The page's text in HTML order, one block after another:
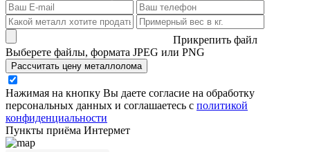
Прикрепить файл
Выберете файлы, формата JPEG или PNG
Рассчитать цену металлолома
Нажимая на кнопку Вы даете согласие на обработку
персональных данных и соглашаетесь с политикой
конфиденциальности
Пункты приёма Интермет